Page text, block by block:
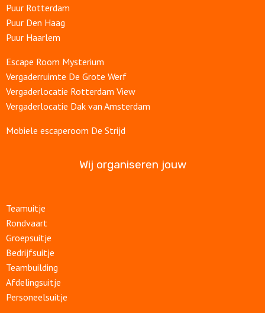
Puur Rotterdam
Puur Den Haag
Puur Haarlem
Escape Room Mysterium
Vergaderruimte De Grote Werf
Vergaderlocatie Rotterdam View
Vergaderlocatie Dak van Amsterdam
Mobiele escaperoom De Strijd
Wij organiseren jouw
Teamuitje
Rondvaart
Groepsuitje
Bedrijfsuitje
Teambuilding
Afdelingsuitje
Personeelsuitje